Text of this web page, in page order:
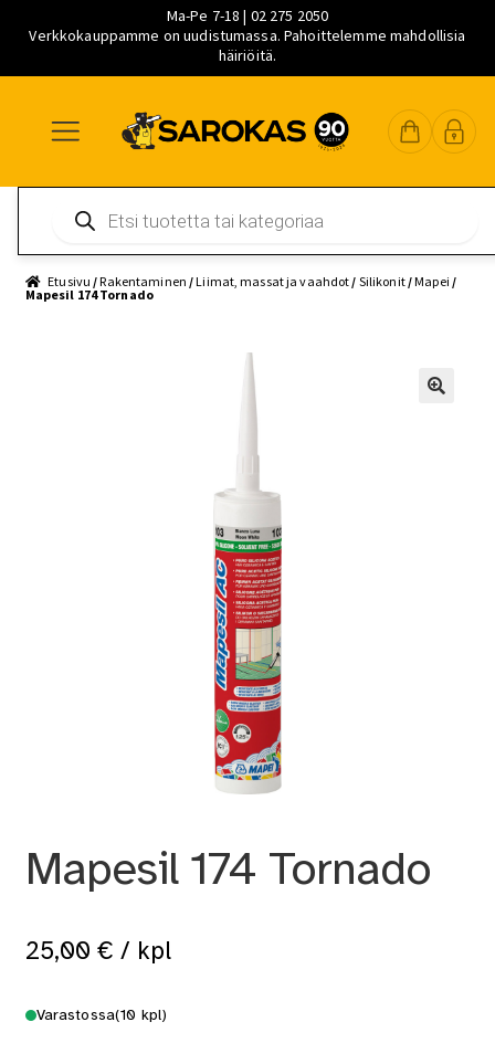
Ma-Pe 7-18 | 02 275 2050
Verkkokauppamme on uudistumassa. Pahoittelemme mahdollisia
häiriöitä.
navigointiin
sisältöön
pääsisältöön
search
Etusivu /Rakentaminen /Liimat, massat ja vaahdot / Silikonit/Mapei /
Mapesil 174 Tornado
Mapesil 174 Tornado
25,00 € / kpl
Varastossa(10 kpl)